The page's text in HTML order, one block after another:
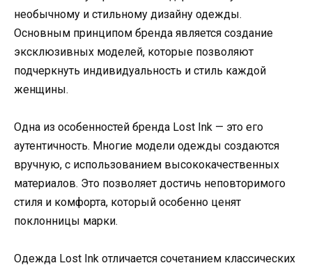
необычному и стильному дизайну одежды.
Основным принципом бренда является создание
эксклюзивных моделей, которые позволяют
подчеркнуть индивидуальность и стиль каждой
женщины.
Одна из особенностей бренда Lost Ink — это его
аутентичность. Многие модели одежды создаются
вручную, с использованием высококачественных
материалов. Это позволяет достичь неповторимого
стиля и комфорта, который особенно ценят
поклонницы марки.
Одежда Lost Ink отличается сочетанием классических